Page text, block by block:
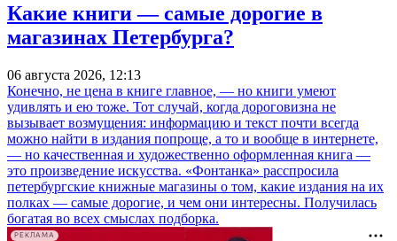
Какие книги — самые дорогие в
магазинах Петербурга?
06 августа 2026, 12:13
Конечно, не цена в книге главное, — но книги умеют
удивлять и ею тоже. Тот случай, когда дороговизна не
вызывает возмущения: информацию и текст почти всегда
можно найти в издания попроще, а то и вообще в интернете,
— но качественная и художественно оформленная книга —
это произведение искусства. «Фонтанка» расспросила
петербургские книжные магазины о том, какие издания на их
полках — самые дорогие, и чем они интересны. Получилась
богатая во всех смыслах подборка.
РЕКЛАМА